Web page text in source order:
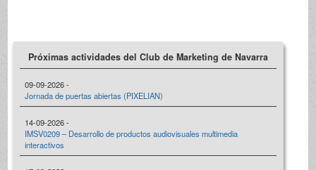
Próximas actividades del Club de Marketing de Navarra
09-09-2026 -
Jornada de puertas abiertas (PIXELIAN)
14-09-2026 -
IMSV0209 – Desarrollo de productos audiovisuales multimedia
interactivos